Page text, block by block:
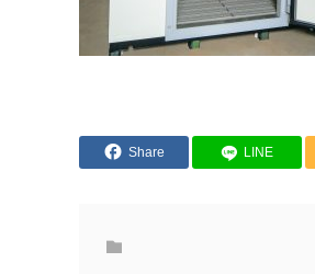
Share LINE